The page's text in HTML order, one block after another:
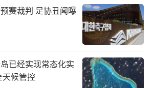
赛裁判 足协丑闻曝
已经实现常态化实
候管控